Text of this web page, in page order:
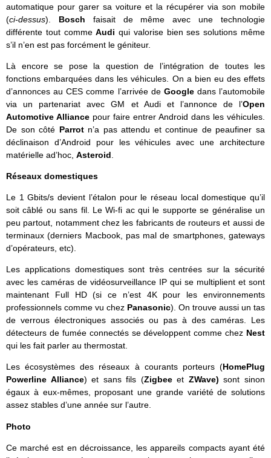
automatique pour garer sa voiture et la récupérer via son mobile
(ci-dessus). Bosch faisait de même avec une technologie
différente tout commeAudi qui valorise bien ses solutions même
s’il n’en est pas forcément le géniteur.
Là encore se pose la question de l’intégration de toutes les
fonctions embarquées dans les véhicules. On a bien eu des effets
d’annonces au CES comme l’arrivée de Googledans l’automobile
via un partenariat avec GM et Audi et l’annonce de l’Open
Automotive Alliance pour faire entrer Android dans les véhicules.
De son côté Parrotn’a pas attendu et continue de peaufiner sa
déclinaison d’Android pour les véhicules avec une architecture
matérielle ad’hoc, Asteroid
Réseaux domestiques
Le 1 Gbits/s devient l’étalon pour le réseau local domestique qu’il
soit câblé ou sans fil. Le Wi-fi ac qui le supporte se généralise un
peu partout, notamment chez les fabricants de routeurs et aussi de
terminaux (derniers Macbook, pas mal de smartphones, gateways
d’opérateurs, etc).
Les applications domestiques sont très centrées sur la sécurité
avec les caméras de vidéosurveillance IP qui se multiplient et sont
maintenant Full HD (si ce n’est 4K pour les environnements
professionnels comme vu chez Panasonic). On trouve aussi un tas
de verrous électroniques associés ou pas à des caméras. Les
détecteurs de fumée connectés se développent comme chez Nest
qui les fait parler au thermostat.
Les écosystèmes des réseaux à courants porteurs (HomePlug
Powerline Alliance) et sans fils (Zigbeeet ZWave) sont sinon
égaux à eux-mêmes, proposant une grande variété de solutions
assez stables d’une année sur l’autre.
Photo
Ce marché est en décroissance, les appareils compacts ayant été